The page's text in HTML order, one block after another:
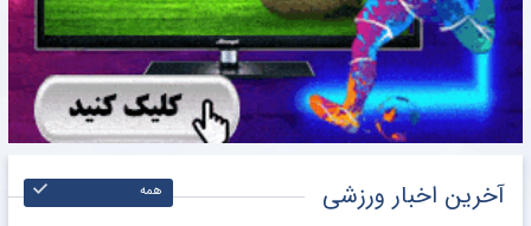
آخرین اخبار ورزشی همه